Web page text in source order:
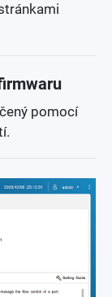
pomocí